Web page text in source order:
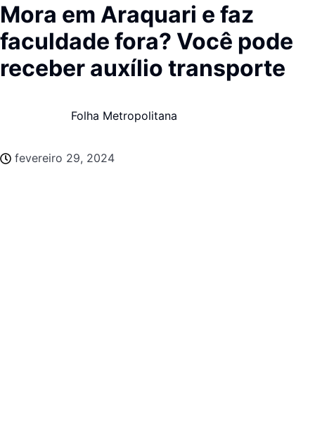
Mora em Araquari e faz
faculdade fora? Você pode
receber auxílio transporte
Folha Metropolitana
fevereiro 29, 2024